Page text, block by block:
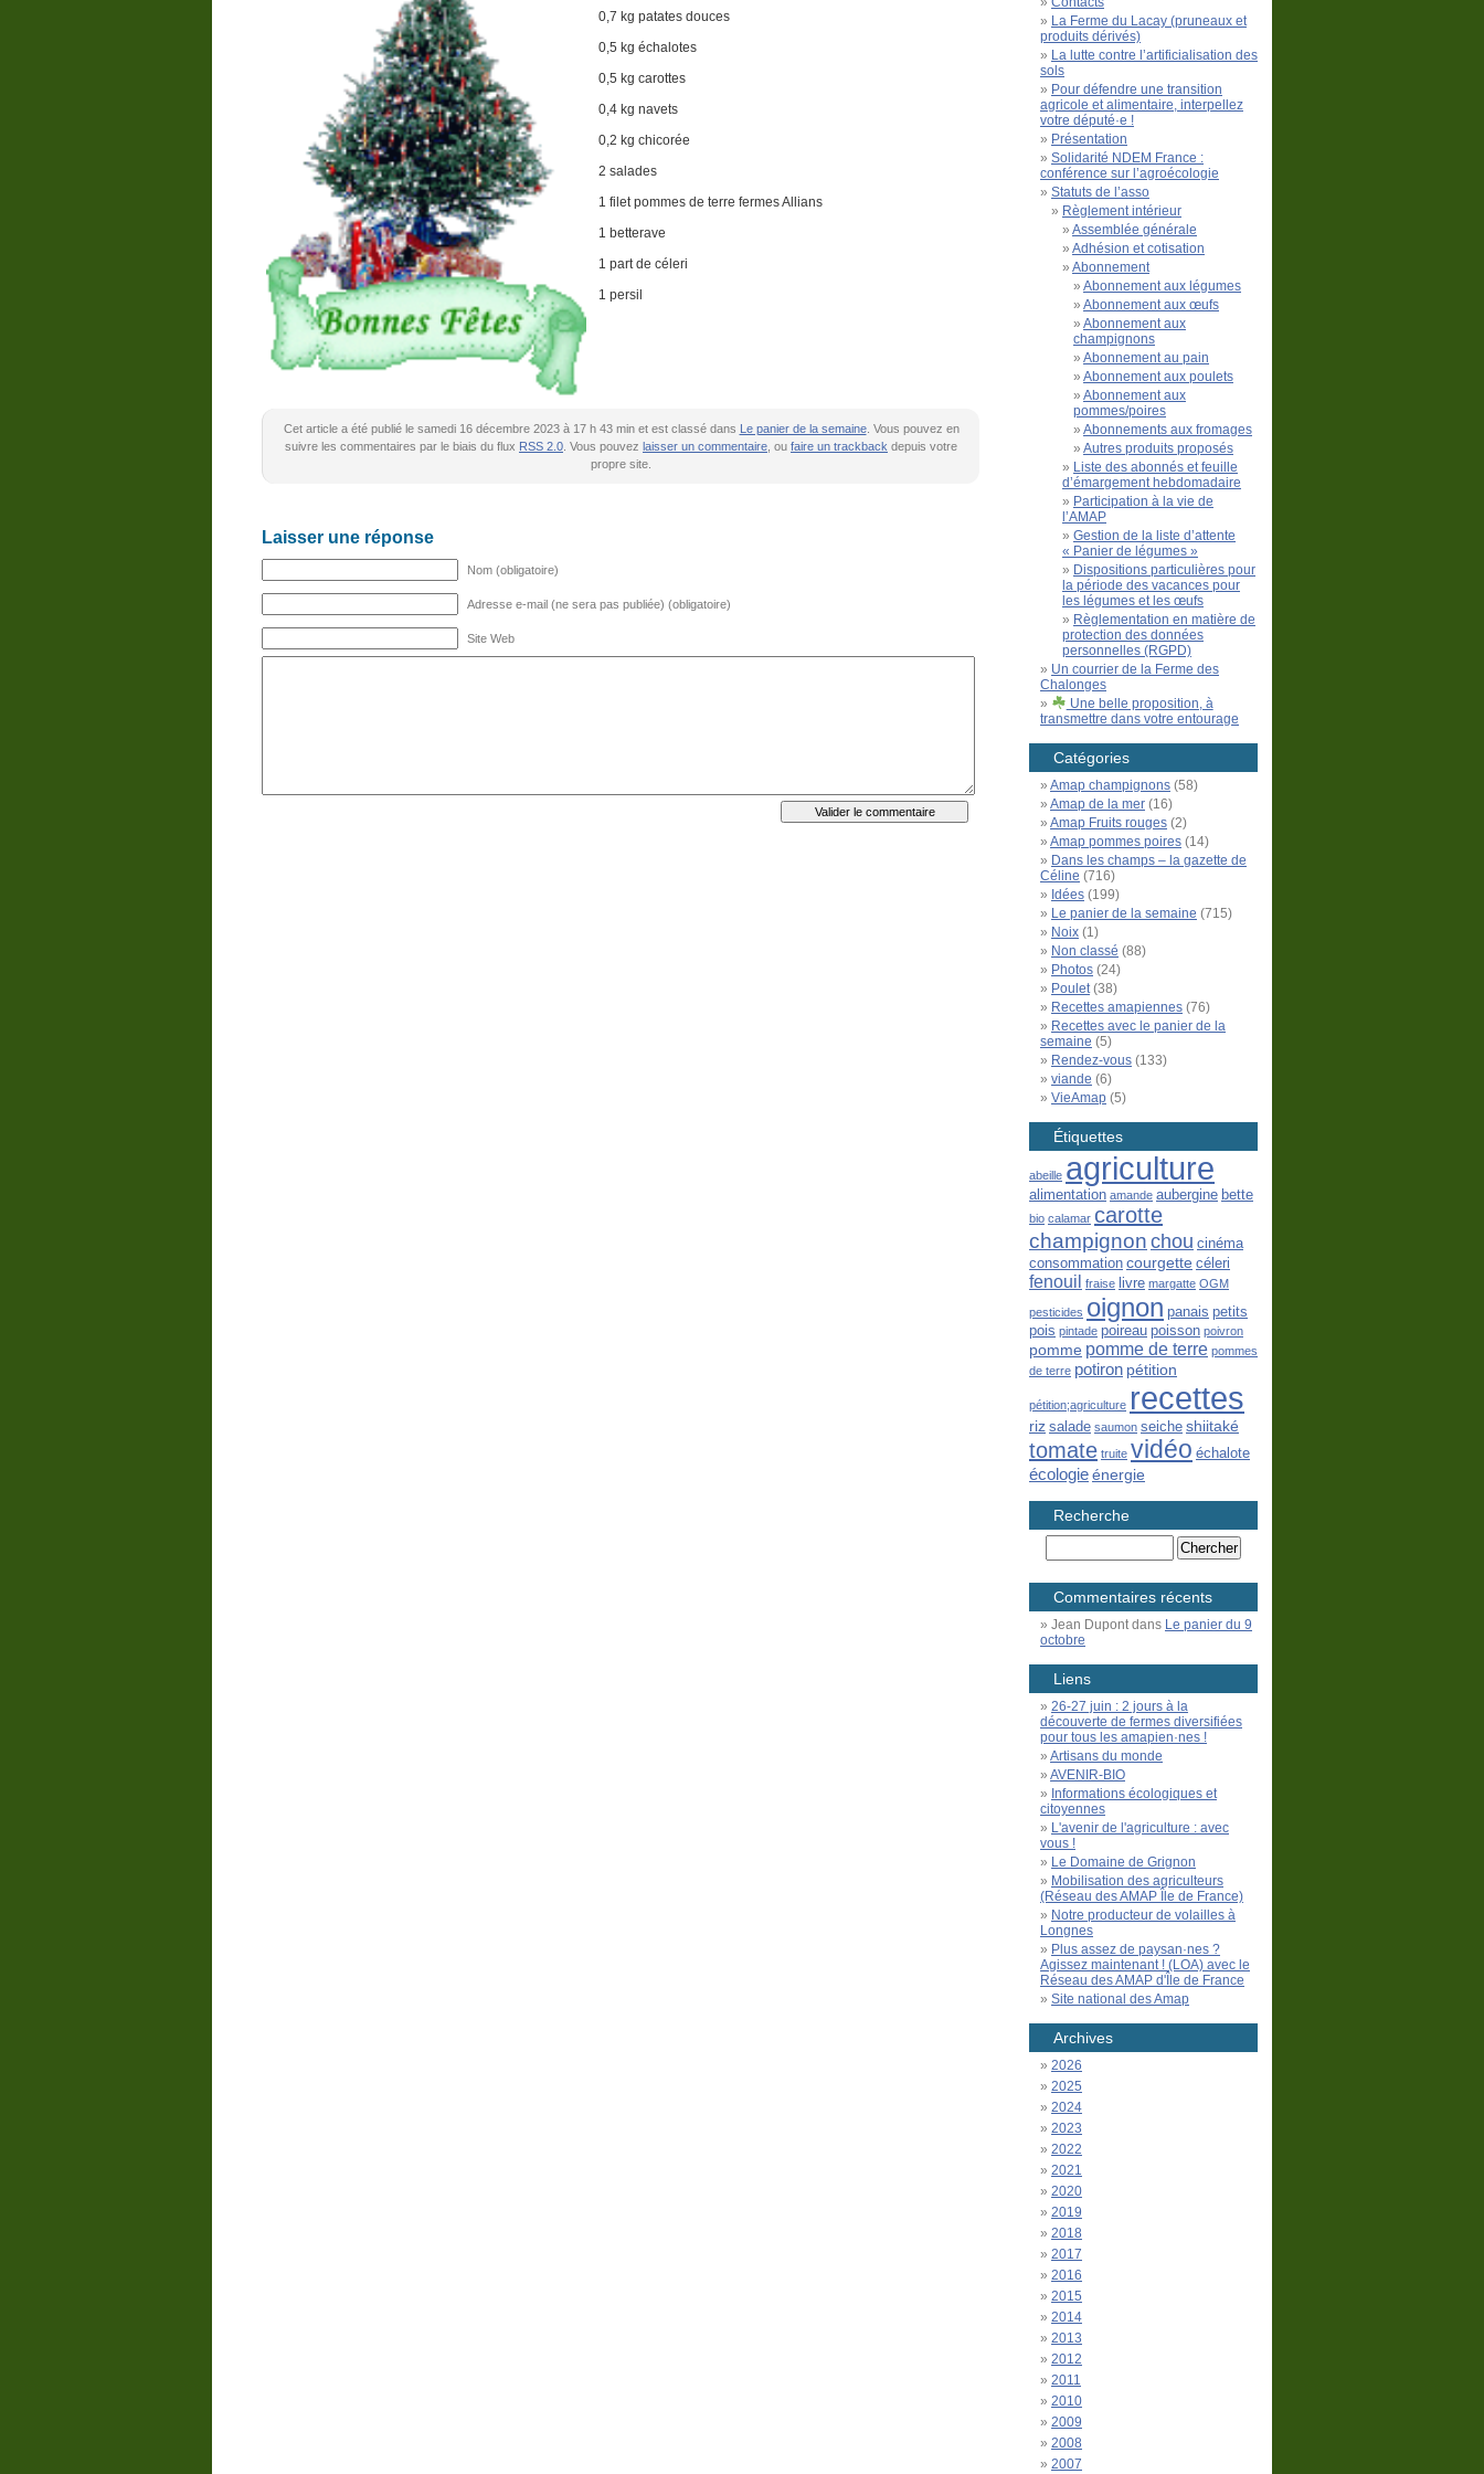
0,7 kg patates douces
0,5 kg échalotes
0,5 kg carottes
0,4 kg navets
0,2 kg chicorée
2 salades
1 filet pommes de terre fermes Allians
1 betterave
1 part de céleri
1 persil
Cet article a été publié le samedi 16 décembre 2023 à 17 h 43 min et est classé dans Le panier de la semaine. Vous pouvez en
suivre les commentaires par le biais du flux RSS 2.0 . Vous pouvez laisser un commentaire , ou faire un trackback depuis votre
propre site.
Laisser une réponse
Nom (obligatoire)
Adresse e-mail (ne sera pas publiée) (obligatoire)
Site Web
La Ferme du Lacay (pruneaux et
produits dérivés)
La lutte contre l’artificialisation des
sols
Pour défendre une transition
agricole et alimentaire, interpellez
votre député·e !
Présentation
Solidarité NDEM France :
conférence sur l’agroécologie
Statuts de l’asso
Règlement intérieur
Assemblée générale
Adhésion et cotisation
Abonnement
Abonnement aux légumes
Abonnement aux œufs
Abonnement aux
champignons
Abonnement au pain
Abonnement aux poulets
Abonnement aux
pommes/poires
Abonnements aux fromages
Autres produits proposés
Liste des abonnés et feuille
d’émargement hebdomadaire
Participation à la vie de
l’AMAP
Gestion de la liste d’attente
« Panier de légumes »
Dispositions particulières pour
la période des vacances pour
les légumes et les œufs
Règlementation en matière de
protection des données
personnelles (RGPD)
Un courrier de la Ferme des
Chalonges
Une belle proposition, à
transmettre dans votre entourage
Catégories
Amap champignons (58)
Amap de la mer (16)
Amap Fruits rouges (2)
Amap pommes poires (14)
Dans les champs – la gazette de
Céline (716)
Idées (199)
Le panier de la semaine (715)
Noix (1)
Non classé (88)
Photos (24)
Poulet(38)
Recettes amapiennes (76)
Recettes avec le panier de la
semaine (5)
Rendez-vous (133)
viande (6)
VieAmap (5)
Étiquettes
abeille agriculture
alimentation amande aubergine bette
bio calamar carotte
champignon chou cinéma
consommation courgette céleri
fenouil fraise livre margatte OGM
pesticides oignon panais petits
pois pintade poireau poisson poivron
pomme pomme de terre pommes
de terre potiron pétition
pétition;agriculture recettes
riz salade saumon seiche shiitaké
tomate truite vidéo échalote
écologieénergie
Recherche
Commentaires récents
Jean Dupontdans Le panier du 9
octobre
Liens
26-27 juin : 2 jours à la
découverte de fermes diversifiées
pour tous les amapien·nes !
Artisans du monde
AVENIR-BIO
Informations écologiques et
citoyennes
L'avenir de l'agriculture : avec
vous !
Le Domaine de Grignon
Mobilisation des agriculteurs
(Réseau des AMAP Île de France)
Notre producteur de volailles à
Longnes
Plus assez de paysan·nes ?
Agissez maintenant ! (LOA) avec le
Réseau des AMAP d'Île de France
Site national des Amap
Archives
2026
2025
2024
2023
2022
2021
2020
2019
2018
2017
2016
2015
2014
2013
2012
2011
2010
2009
2008
2007